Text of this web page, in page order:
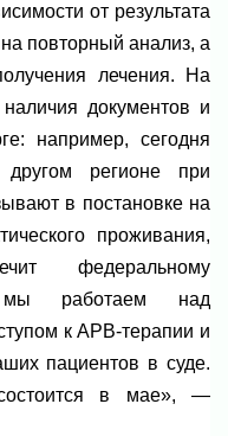
от результата
повторный анализ, а
лечения. На
документов и
например, сегодня
регионе при
в постановке на
проживания,
федеральному
мы работаем над
к АРВ-терапии и
пациентов в суде.
в мае», —